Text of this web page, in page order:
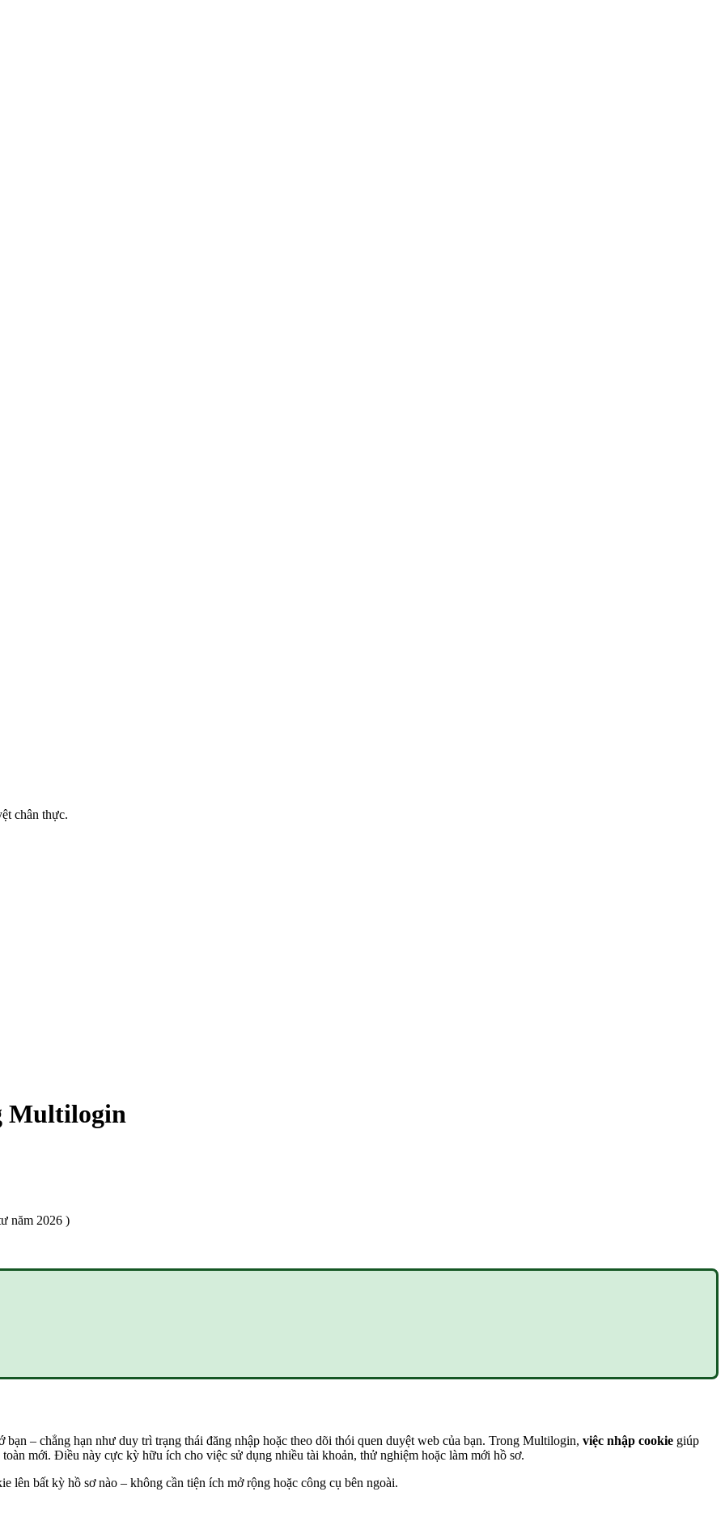
chân thực.
Multilogin
năm 2026 )
– chẳng hạn như duy trì trạng thái đăng nhập hoặc theo dõi thói quen duyệt web của bạn. Trong Multilogin, việc nhập cookie giúp
mới. Điều này cực kỳ hữu ích cho việc sử dụng nhiều tài khoản, thử nghiệm hoặc làm mới hồ sơ.
lên bất kỳ hồ sơ nào – không cần tiện ích mở rộng hoặc công cụ bên ngoài.